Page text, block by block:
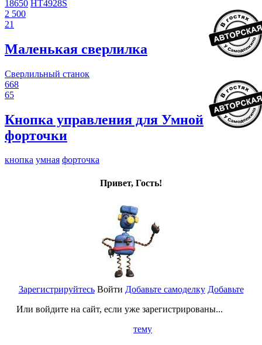
18650 HT4928S
2 500
21
Маленькая сверлилка
Сверлильный станок
668
65
Кнопка управления для Умной
форточки
кнопка умная форточка
Привет, Гость!
Зарегистрируйтесь
Или войдите на сайт, если уже зарегистрированы...
Войти Добавьте самоделку Добавьте
тему